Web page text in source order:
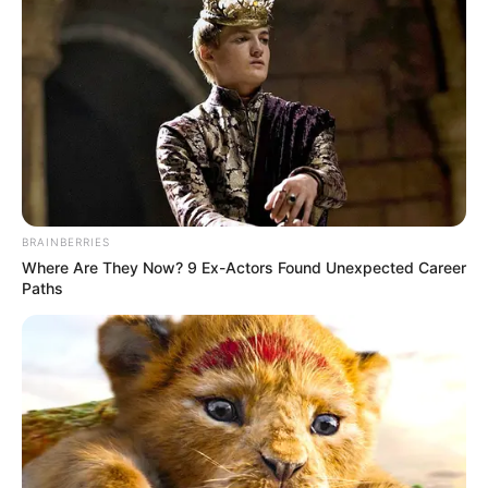
Precios en Corabastos 27 de junio de 2025:
alimentos que más bajaron de precio este viernes
Panorama estable y
recomendaciones para el mercado
El abastecimiento de cárnicos, huevos, granos y
procesados se mantiene estable, lo que permite a las
familias planificar mejor sus compras y aprovechar los
mesa, plátano hartón, yuca y arracacha presentan
precios estables y buena calidad
una alimentación variada.
Los mayoristasrecomiendan aprovechar la buena
participación de frutas como naranja, mora y granadilla
así como hortalizas de hoja, entre las que se destacan la
acelga y la lechuga.
BRAINBERRIES
Where Are They Now? 9 Ex-Actors Found Unexpected Career
Paths